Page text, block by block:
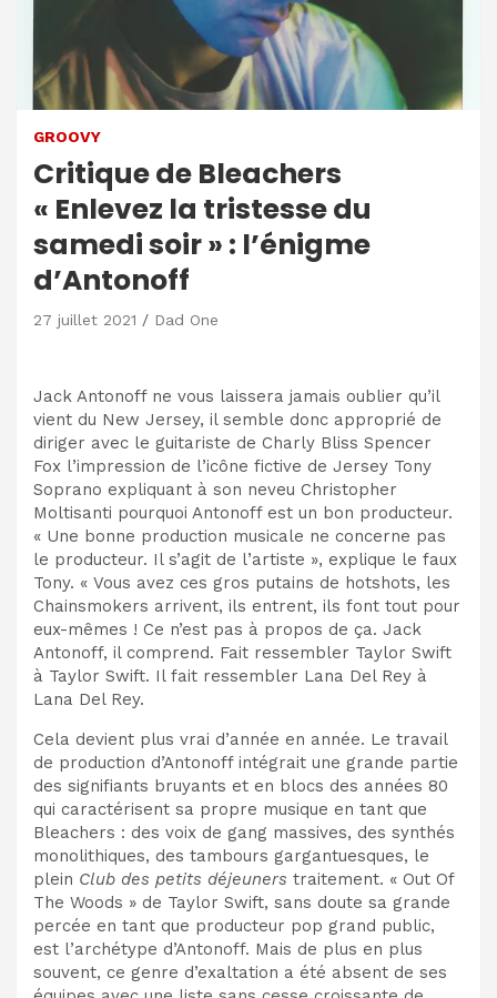
GROOVY
Critique de Bleachers
« Enlevez la tristesse du
samedi soir » : l’énigme
d’Antonoff
27 juillet 2021 Dad One
Jack Antonoff ne vous laissera jamais oublier qu’il
vient du New Jersey, il semble donc approprié de
diriger avec le guitariste de Charly Bliss Spencer
Fox l’impression de l’icône fictive de Jersey Tony
Soprano expliquant à son neveu Christopher
Moltisanti pourquoi Antonoff est un bon producteur.
« Une bonne production musicale ne concerne pas
le producteur. Il s’agit de l’artiste », explique le faux
Tony. « Vous avez ces gros putains de hotshots, les
Chainsmokers arrivent, ils entrent, ils font tout pour
eux-mêmes ! Ce n’est pas à propos de ça. Jack
Antonoff, il comprend. Fait ressembler Taylor Swift
à Taylor Swift. Il fait ressembler Lana Del Rey à
Lana Del Rey.
Cela devient plus vrai d’année en année. Le travail
de production d’Antonoff intégrait une grande partie
des signifiants bruyants et en blocs des années 80
qui caractérisent sa propre musique en tant que
Bleachers : des voix de gang massives, des synthés
monolithiques, des tambours gargantuesques, le
plein Club des petits déjeuners traitement. « Out Of
The Woods » de Taylor Swift, sans doute sa grande
percée en tant que producteur pop grand public,
est l’archétype d’Antonoff. Mais de plus en plus
souvent, ce genre d’exaltation a été absent de ses